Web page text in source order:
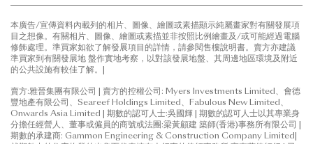
本廣告/宣傳資料內載列的相片、圖像、繪圖或素描顯示純屬畫家對有關發展項
目之想像。有關相片、圖像、繪圖或素描並非按照比例繪畫及/或可能經過電腦
修飾處理。準買家如欲了解發展項目的詳情，請參閱售樓說明書。賣方亦建議
準買家到有關發展地 盤作實地考察，以對該發展地盤、其周邊地區環境及附近
的公共設施有較佳了解。|
賣方:雅晉集團有限公司 | 賣方的控權公司: Myers Investments Limited、會德
豐地產有限公司、Seareef Holdings Limited、Fabulous New Limited、
Onwards Asia Limited | 期數的認可人士:吳國輝 | 期數的認可人士以其專業身
分擔任經營人、董事或僱員的商號或法團:梁黃顧建 築師(香港)事務所有限公司 |
期數的承建商: Gammon Engineering & Construction Company Limited|